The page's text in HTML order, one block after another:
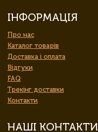
ІНФОРМАЦІЯ
Про нас
Каталог товарів
Доставка і оплата
Відгуки
FAQ
Трекінг доставки
Контакти
НАШІ КОНТАКТИ